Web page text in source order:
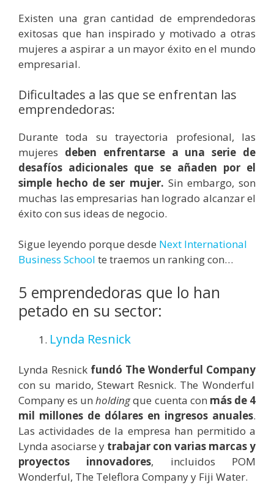
Existen una gran cantidad de emprendedoras
exitosas que han inspirado y motivado a otras
mujeres a aspirar a un mayor éxito en el mundo
empresarial.
Dificultades a las que se enfrentan las
emprendedoras:
Durante toda su trayectoria profesional, las
mujeres deben enfrentarse a una serie de
desafíos adicionales que se añaden por el
simple hecho de ser mujer. Sin embargo, son
muchas las empresarias han logrado alcanzar el
éxito con sus ideas de negocio.
Sigue leyendo porque desde Next International
Business School te traemos un ranking con…
5 emprendedoras que lo han
petado en su sector:
Lynda Resnick
Lynda Resnick fundó The Wonderful Company
con su marido, Stewart Resnick. The Wonderful
Company es unholdingque cuenta con más de 4
mil millones de dólares en ingresos anuales.
Las actividades de la empresa han permitido a
Lynda asociarse y trabajar con varias marcas y
proyectos innovadores, incluidos POM
Wonderful, The Teleflora Company y Fiji Water.